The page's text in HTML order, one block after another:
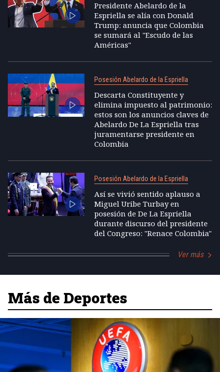
Presidente Abelardo de la
Espriella se alía con Donald
Trump: anuncia que Colombia
se sumará al "Escudo de las
Américas"
Posesión Abelardo de la Espriella
Descarta Constituyente y
elimina impuesto al patrimonio:
estos son los anuncios claves de
Abelardo De La Espriella tras
juramentarse presidente en
Colombia
Posesión Abelardo de la Espriella
Así se vivió sentido aplauso a
Miguel Uribe Turbay en
posesión de De La Espriella
durante discurso del presidente
del Congreso: "Renace Colombia"
Ver más
Más de Deportes